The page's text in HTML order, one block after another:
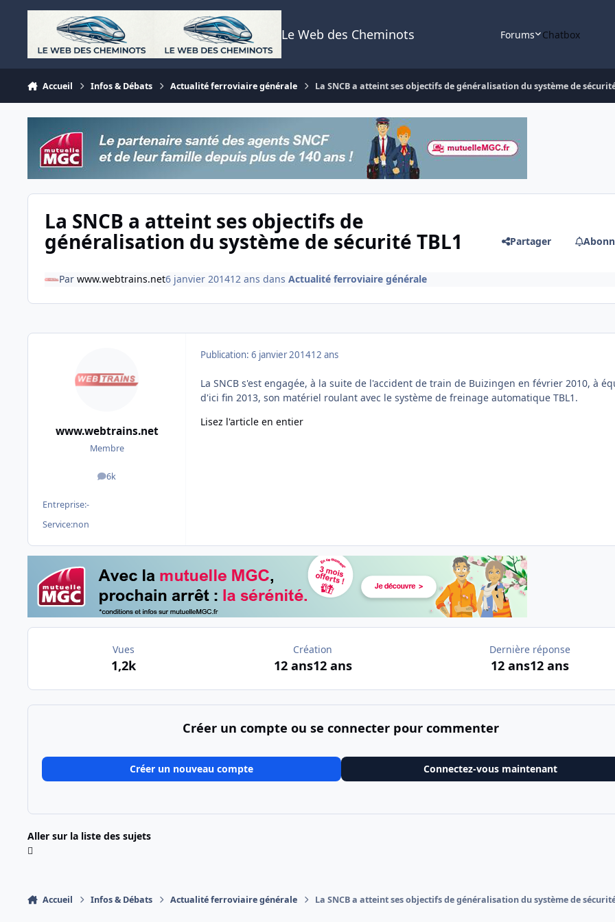
Aller au contenu
Le Web des Cheminots Forums Chatbox
Accueil Infos & Débats Actualité ferroviaire générale La SNCB a atteint ses objectifs de généralisation du système de
La SNCB a atteint ses objectifs de
généralisation du système de sécurité TBL1 Partager
Par www.webtrains.net6 janvier 201412 ans dans Actualité ferroviaire générale
www.webtrains.net
Membre
6k
messages
Entreprise:-
Service:non
Publication: 6 janvier 201412 ans
La SNCB s'est engagée, à la suite de l'accident de train de Buizingen en février 2010, à
d'ici fin 2013, son matériel roulant avec le système de freinage automatique TBL1.
Lisez l'article en entier
Vues
1,2k
Création
12 ans12 ans
Dernière réponse
12 ans12 ans
Créer un compte ou se connecter pour commenter
Créer un nouveau compte Connectez-vous maintenant
Aller sur la liste des sujets
Accueil Infos & Débats Actualité ferroviaire générale La SNCB a atteint ses objectifs de généralisation du système de